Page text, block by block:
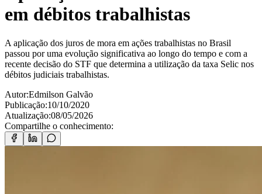
em débitos trabalhistas
A aplicação dos juros de mora em ações trabalhistas no Brasil
passou por uma evolução significativa ao longo do tempo e com a
recente decisão do STF que determina a utilização da taxa Selic nos
débitos judiciais trabalhistas.
Autor:Edmilson Galvão
Publicação:10/10/2020
Atualização:08/05/2026
Compartilhe o conhecimento: